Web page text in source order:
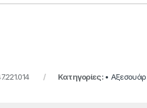
Κατηγορίες: •